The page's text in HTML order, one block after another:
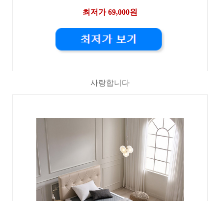
최저가 69,000원
사랑합니다